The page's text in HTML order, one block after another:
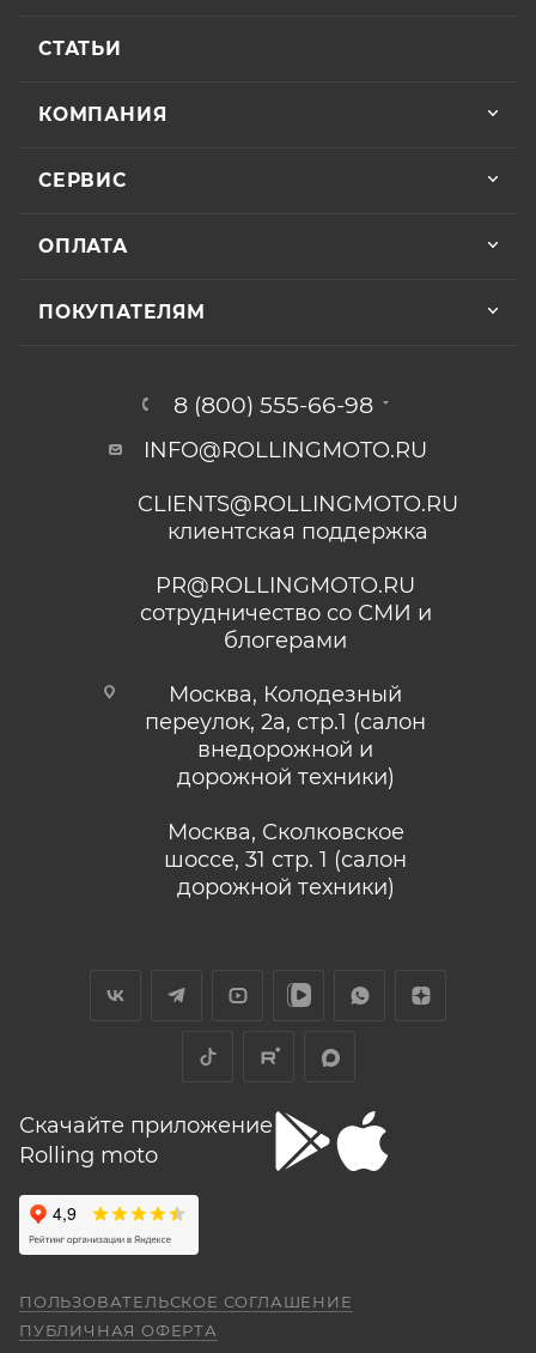
СТАТЬИ
КОМПАНИЯ
СЕРВИС
ОПЛАТА
ПОКУПАТЕЛЯМ
8 (800) 555-66-98
INFO@ROLLINGMOTO.RU
CLIENTS@ROLLINGMOTO.RU
клиентская поддержка
PR@ROLLINGMOTO.RU
сотрудничество со СМИ и
блогерами
Москва, Колодезный
переулок, 2а, стр.1 (салон
внедорожной и
дорожной техники)
Москва, Сколковское
шоссе, 31 стр. 1 (салон
дорожной техники)
Скачайте приложение
Rolling moto
ПОЛЬЗОВАТЕЛЬСКОЕ СОГЛАШЕНИЕ
ПУБЛИЧНАЯ ОФЕРТА